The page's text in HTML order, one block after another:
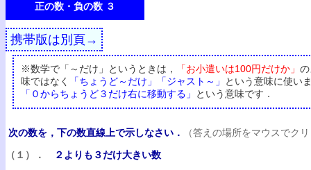
正の数・負の数 ３
携帯版は別頁→
※数学で「～だけ」というときは， 「お小遣いは100円だけか」
味ではなく
「ちょうど～だけ」「ジャスト～」
という意味に使い
「０からちょうど３だけ右に移動する」
という意味です．
次の数を，下の数直線上で示しなさい．
（答えの場所をマウスでク
（１）．
２よりも３だけ大きい数